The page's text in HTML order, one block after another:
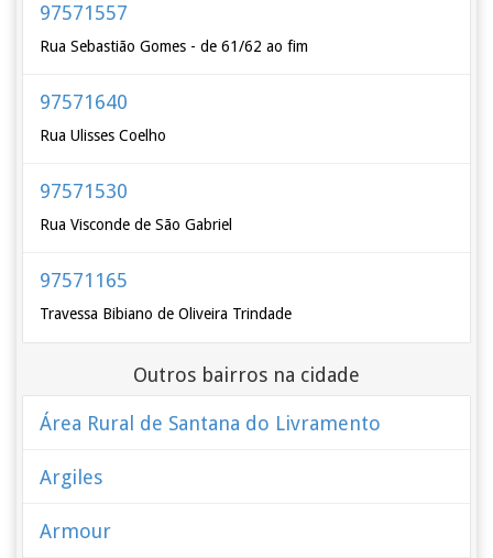
97571557
Rua Sebastião Gomes - de 61/62 ao fim
97571640
Rua Ulisses Coelho
97571530
Rua Visconde de São Gabriel
97571165
Travessa Bibiano de Oliveira Trindade
Outros bairros na cidade
Área Rural de Santana do Livramento
Argiles
Armour